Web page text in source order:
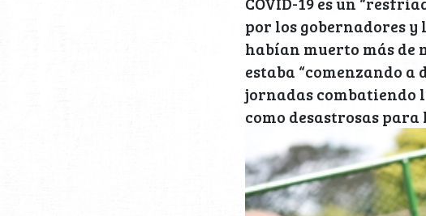
por los gobernadores y
habían muerto más de
estaba “comenzando a
jornadas combatiendo
como desastrosas